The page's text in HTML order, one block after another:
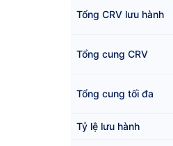
Tổng CRV lưu hành
Tổng cung CRV
Tổng cung tối đa
Tỷ lệ lưu hành